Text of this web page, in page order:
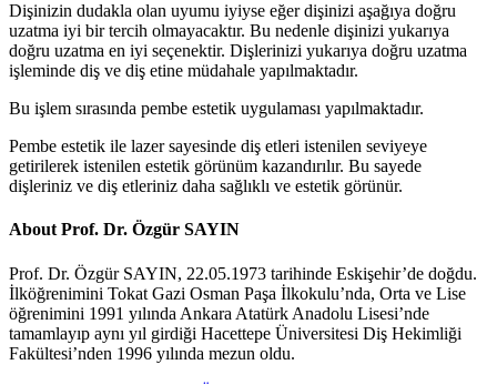
Dişinizin dudakla olan uyumu iyiyse eğer dişinizi aşağıya doğru
uzatma iyi bir tercih olmayacaktır. Bu nedenle dişinizi yukarıya
doğru uzatma en iyi seçenektir. Dişlerinizi yukarıya doğru uzatma
işleminde diş ve diş etine müdahale yapılmaktadır.
Bu işlem sırasında pembe estetik uygulaması yapılmaktadır.
Pembe estetik ile lazer sayesinde diş etleri istenilen seviyeye
getirilerek istenilen estetik görünüm kazandırılır. Bu sayede
dişleriniz ve diş etleriniz daha sağlıklı ve estetik görünür.
About Prof. Dr. Özgür SAYIN
Prof. Dr. Özgür SAYIN, 22.05.1973 tarihinde Eskişehir’de doğdu.
İlköğrenimini Tokat Gazi Osman Paşa İlkokulu’nda, Orta ve Lise
öğrenimini 1991 yılında Ankara Atatürk Anadolu Lisesi’nde
tamamlayıp aynı yıl girdiği Hacettepe Üniversitesi Diş Hekimliği
Fakültesi’nden 1996 yılında mezun oldu.